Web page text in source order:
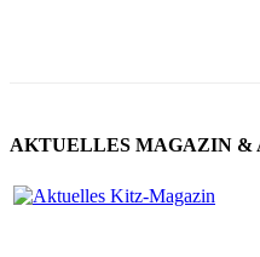
AKTUELLES MAGAZIN &